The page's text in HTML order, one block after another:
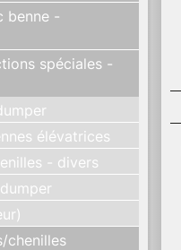
benne -
spéciales -
élévatrices
- divers
chenilles